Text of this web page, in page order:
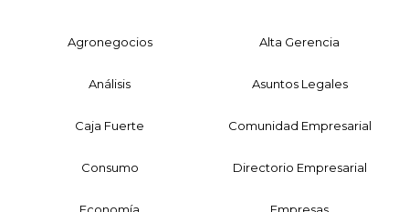
Agronegocios Alta Gerencia
Análisis Asuntos Legales
Caja Fuerte Comunidad Empresarial
Consumo Directorio Empresarial